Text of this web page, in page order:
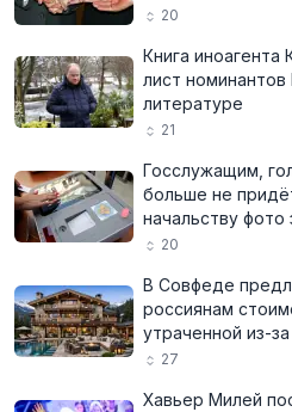
20
Книга иноагента
лист
литературе
21
Госслужащим,
больше не
начальству
20
В Совфеде
россиянам
утраченной из-
27
Хавьер Милей